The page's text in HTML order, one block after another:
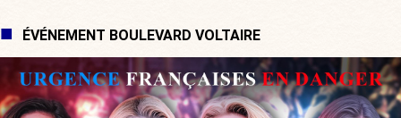
ÉVÉNEMENT BOULEVARD VOLTAIRE